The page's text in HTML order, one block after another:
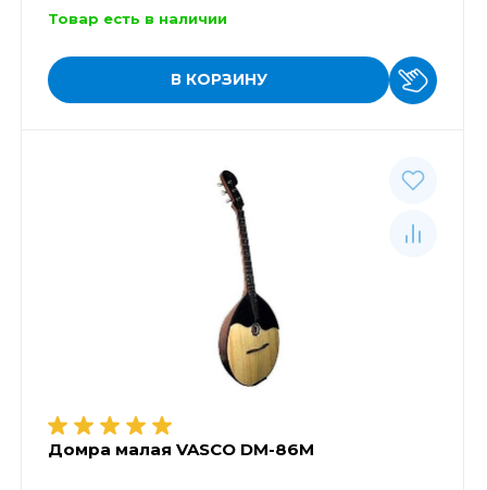
Товар есть в наличии
В КОРЗИНУ
Домра малая VASCO DM-86M